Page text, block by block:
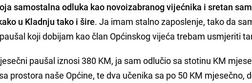
samostalna odluka kao novoizabranog vijećnika i sretan
u Kladnju tako i šire. Ja imam stalno zaposlenje, tako da
koji dobijam kao član Općinskog vijeća trebam usmjeriti
paušal iznosi 380 KM, ja sam odlučio sa stotinu KM
prostora naše Općine, te dva učenika sa po 50 KM mjesečno,